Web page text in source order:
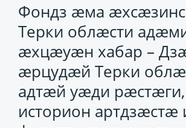
Фондз ӕма
Терки облӕсти
ӕхцӕуӕн хабар –
ӕрцудӕй Терки
адтӕй уӕди
историон